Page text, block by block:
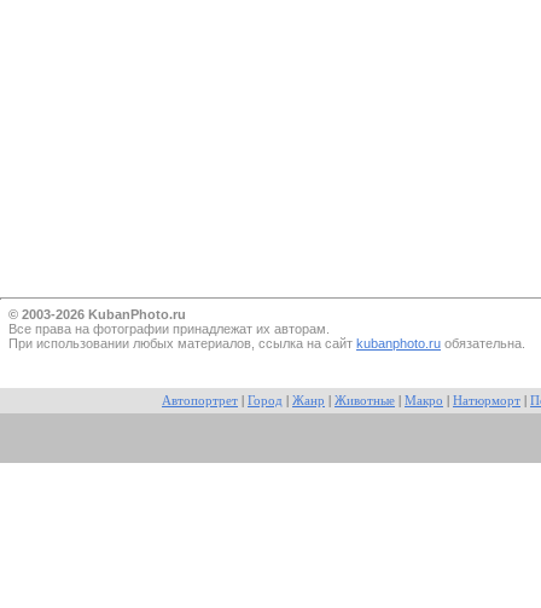
© 2003-2026 KubanPhoto.ru
Все прaва на фотографии принадлежат их авторам.
При использовании любых материалов, ссылка на сайт kubanphoto.ru обязательна.
Автопортрет Город Жанр Животные Макро Натюрморт